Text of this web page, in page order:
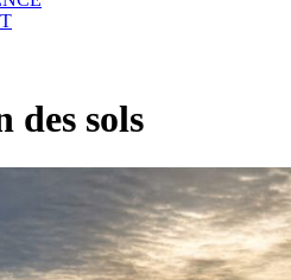
des sols